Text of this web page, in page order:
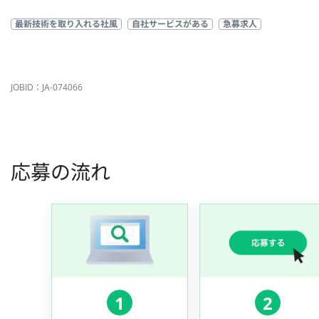
最新技術を取り入れる社風 自社サービスがある 急募求人
JOBID：JA-074066
応募の流れ
1 2